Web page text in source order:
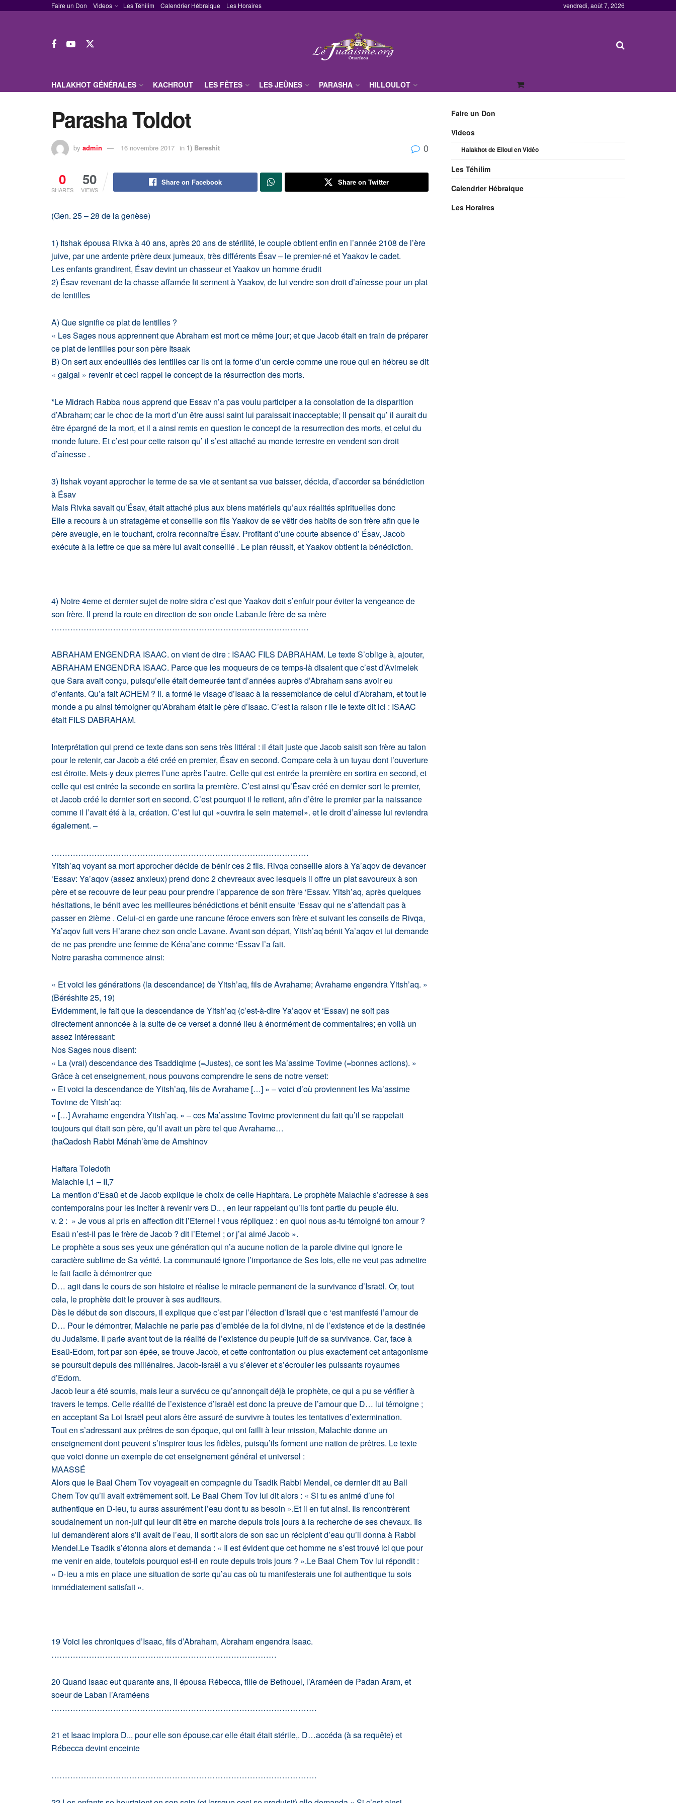
Faire un Don Videos Les Téhilim Calendrier Hébraique Les Horaires vendredi, août 7, 2026
HALAKHOT GÉNÉRALES KACHROUT LES FÊTES LES JEÛNES PARASHA HILLOULOT
Parasha Toldot
by admin 16 novembre 2017 in 1) Bereshit 0
0
SHARES
50
VIEWS
Share on Facebook Share on Twitter
(Gen. 25 – 28 de la genèse)
1) Itshak épousa Rivka à 40 ans, après 20 ans de stérilité, le couple obtient enfin en l’année 2108 de l’ère
juive, par une ardente prière deux jumeaux, très différents Ésav – le premier-né et Yaakov le cadet.
Les enfants grandirent, Ésav devint un chasseur et Yaakov un homme érudit
2) Ésav revenant de la chasse affamée fit serment à Yaakov, de lui vendre son droit d’aînesse pour un plat
de lentilles
A) Que signifie ce plat de lentilles ?
« Les Sages nous apprennent que Abraham est mort ce même jour; et que Jacob était en train de préparer
ce plat de lentilles pour son père Itsaak
B) On sert aux endeuillés des lentilles car ils ont la forme d’un cercle comme une roue qui en hébreu se dit
« galgal » revenir et ceci rappel le concept de la résurrection des morts.
*Le Midrach Rabba nous apprend que Essav n’a pas voulu participer a la consolation de la disparition
d’Abraham; car le choc de la mort d’un être aussi saint lui paraissait inacceptable; Il pensait qu’ il aurait du
être épargné de la mort, et il a ainsi remis en question le concept de la resurrection des morts, et celui du
monde future. Et c’est pour cette raison qu’ il s’est attaché au monde terrestre en vendent son droit
d’aînesse .
3) Itshak voyant approcher le terme de sa vie et sentant sa vue baisser, décida, d’accorder sa bénédiction
à Ésav
Mais Rivka savait qu’Ésav, était attaché plus aux biens matériels qu’aux réalités spirituelles donc
Elle a recours à un stratagème et conseille son fils Yaakov de se vêtir des habits de son frère afin que le
père aveugle, en le touchant, croira reconnaître Ésav. Profitant d’une courte absence d’ Ésav, Jacob
exécute à la lettre ce que sa mère lui avait conseillé . Le plan réussit, et Yaakov obtient la bénédiction.
4) Notre 4eme et dernier sujet de notre sidra c’est que Yaakov doit s’enfuir pour éviter la vengeance de
son frère. Il prend la route en direction de son oncle Laban.le frère de sa mère
……………………………………………………………………………………
ABRAHAM ENGENDRA ISAAC. on vient de dire : ISAAC FILS DABRAHAM. Le texte S’oblige à, ajouter,
ABRAHAM ENGENDRA ISAAC. Parce que les moqueurs de ce temps-là disaient que c’est d’Avimelek
que Sara avait conçu, puisqu’elle était demeurée tant d’années auprès d’Abraham sans avoir eu
d’enfants. Qu’a fait ACHEM ? Il. a formé le visage d’Isaac à la ressemblance de celui d’Abraham, et tout le
monde a pu ainsi témoigner qu’Abraham était le père d’Isaac. C’est la raison r lie le texte dit ici : ISAAC
était FILS DABRAHAM.
Interprétation qui prend ce texte dans son sens très littéral : il était juste que Jacob saisit son frère au talon
pour le retenir, car Jacob a été créé en premier, Ésav en second. Compare cela à un tuyau dont l’ouverture
est étroite. Mets-y deux pierres l’une après l’autre. Celle qui est entrée la première en sortira en second, et
celle qui est entrée la seconde en sortira la première. C’est ainsi qu’Ésav créé en dernier sort le premier,
et Jacob créé le dernier sort en second. C’est pourquoi il le retient, afin d’être le premier par la naissance
comme il l’avait été à la, création. C’est lui qui «ouvrira le sein maternel». et le droit d’aînesse lui reviendra
également. –
……………………………………………………………………………………
Yitsh’aq voyant sa mort approcher décide de bénir ces 2 fils. Rivqa conseille alors à Ya’aqov de devancer
‘Essav: Ya’aqov (assez anxieux) prend donc 2 chevreaux avec lesquels il offre un plat savoureux à son
père et se recouvre de leur peau pour prendre l’apparence de son frère ‘Essav. Yitsh’aq, après quelques
hésitations, le bénit avec les meilleures bénédictions et bénit ensuite ‘Essav qui ne s’attendait pas à
passer en 2ième . Celui-ci en garde une rancune féroce envers son frère et suivant les conseils de Rivqa,
Ya’aqov fuit vers H’arane chez son oncle Lavane. Avant son départ, Yitsh’aq bénit Ya’aqov et lui demande
de ne pas prendre une femme de Kéna’ane comme ‘Essav l’a fait.
Notre parasha commence ainsi:
« Et voici les générations (la descendance) de Yitsh’aq, fils de Avrahame; Avrahame engendra Yitsh’aq. »
(Béréshite 25, 19)
Evidemment, le fait que la descendance de Yitsh’aq (c’est-à-dire Ya’aqov et ‘Essav) ne soit pas
directement annoncée à la suite de ce verset a donné lieu à énormément de commentaires; en voilà un
assez intéressant:
Nos Sages nous disent:
« La (vrai) descendance des Tsaddiqime (=Justes), ce sont les Ma’assime Tovime (=bonnes actions). »
Grâce à cet enseignement, nous pouvons comprendre le sens de notre verset:
« Et voici la descendance de Yitsh’aq, fils de Avrahame […] » – voici d’où proviennent les Ma’assime
Tovime de Yitsh’aq:
« […] Avrahame engendra Yitsh’aq. » – ces Ma’assime Tovime proviennent du fait qu’il se rappelait
toujours qui était son père, qu’il avait un père tel que Avrahame…
(haQadosh Rabbi Ménah’ème de Amshinov
Haftara Toledoth
Malachie I,1 – II,7
La mention d’Esaü et de Jacob explique le choix de celle Haphtara. Le prophète Malachie s’adresse à ses
contemporains pour les inciter à revenir vers D.. , en leur rappelant qu’ils font partie du peuple élu.
v. 2 : » Je vous ai pris en affection dit l’Eternel ! vous répliquez : en quoi nous as-tu témoigné ton amour ?
Esaü n’est-il pas le frère de Jacob ? dit l’Eternel ; or j’ai aimé Jacob ».
Le prophète a sous ses yeux une génération qui n’a aucune notion de la parole divine qui ignore le
caractère sublime de Sa vérité. La communauté ignore l’importance de Ses lois, elle ne veut pas admettre
le fait facile à démontrer que
D… agit dans le cours de son histoire et réalise le miracle permanent de la survivance d’Israël. Or, tout
cela, le prophète doit le prouver à ses auditeurs.
Dès le début de son discours, il explique que c’est par l’élection d’Israël que c ‘est manifesté l’amour de
D… Pour le démontrer, Malachie ne parle pas d’emblée de la foi divine, ni de l’existence et de la destinée
du Judaïsme. Il parle avant tout de la réalité de l’existence du peuple juif de sa survivance. Car, face à
Esaü-Edom, fort par son épée, se trouve Jacob, et cette confrontation ou plus exactement cet antagonisme
se poursuit depuis des millénaires. Jacob-Israël a vu s’élever et s’écrouler les puissants royaumes
d’Edom.
Jacob leur a été soumis, mais leur a survécu ce qu’annonçait déjà le prophète, ce qui a pu se vérifier à
travers le temps. Celle réalité de l’existence d’Israël est donc la preuve de l’amour que D… lui témoigne ;
en acceptant Sa Loi Israël peut alors être assuré de survivre à toutes les tentatives d’extermination.
Tout en s’adressant aux prêtres de son époque, qui ont failli à leur mission, Malachie donne un
enseignement dont peuvent s’inspirer tous les fidèles, puisqu’ils forment une nation de prêtres. Le texte
que voici donne un exemple de cet enseignement général et universel :
MAASSÉ
Alors que le Baal Chem Tov voyageait en compagnie du Tsadik Rabbi Mendel, ce dernier dit au Ball
Chem Tov qu’il avait extrêmement soif. Le Baal Chem Tov lui dit alors : « Si tu es animé d’une foi
authentique en D-ieu, tu auras assurément l’eau dont tu as besoin ».Et il en fut ainsi. Ils rencontrèrent
soudainement un non-juif qui leur dit être en marche depuis trois jours à la recherche de ses chevaux. Ils
lui demandèrent alors s’il avait de l’eau, il sortit alors de son sac un récipient d’eau qu’il donna à Rabbi
Mendel.Le Tsadik s’étonna alors et demanda : « Il est évident que cet homme ne s’est trouvé ici que pour
me venir en aide, toutefois pourquoi est-il en route depuis trois jours ? ».Le Baal Chem Tov lui répondit :
« D-ieu a mis en place une situation de sorte qu’au cas où tu manifesterais une foi authentique tu sois
immédiatement satisfait ».
19 Voici les chroniques d’Isaac, fils d’Abraham, Abraham engendra Isaac.
…………………………………………………………………………
20 Quand Isaac eut quarante ans, il épousa Rébecca, fille de Bethouel, l’Araméen de Padan Aram, et
soeur de Laban l’Araméens
………………………………………………………………………………………
21 et Isaac implora D.., pour elle son épouse,car elle était était stérile,. D…accéda (à sa requête) et
Rébecca devint enceinte
………………………………………………………………………………………
Faire un Don
Videos
Halakhot de Elloul en Vidéo
Les Téhilim
Calendrier Hébraique
Les Horaires